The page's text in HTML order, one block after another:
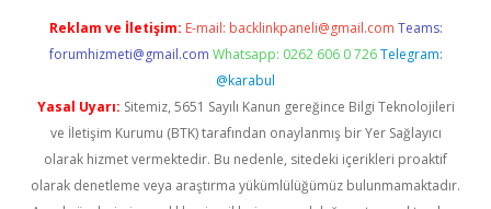
Reklam ve İletişim: E-mail: backlinkpaneli@gmail.com Teams:
forumhizmeti@gmail.com Whatsapp: 0262 606 0 726 Telegram:
@karabul
Yasal Uyarı: Sitemiz, 5651 Sayılı Kanun gereğince Bilgi Teknolojileri
ve İletişim Kurumu (BTK) tarafından onaylanmış bir Yer Sağlayıcı
olarak hizmet vermektedir. Bu nedenle, sitedeki içerikleri proaktif
olarak denetleme veya araştırma yükümlülüğümüz bulunmamaktadır.